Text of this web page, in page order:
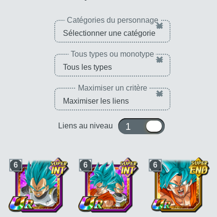
Catégories du personnage×
Tous types ou monotype ×
Maximiser un critère ×
Liens au niveau 1 ou 10
6 6 6